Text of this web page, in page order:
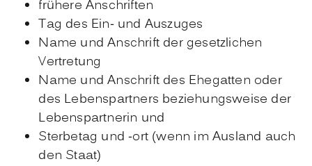
frühere Anschriften
Tag des Ein- und Auszuges
Name und Anschrift der gesetzlichen
Vertretung
Name und Anschrift des Ehegatten oder
des Lebenspartners beziehungsweise der
Lebenspartnerin und
Sterbetag und -ort (wenn im Ausland auch
den Staat)